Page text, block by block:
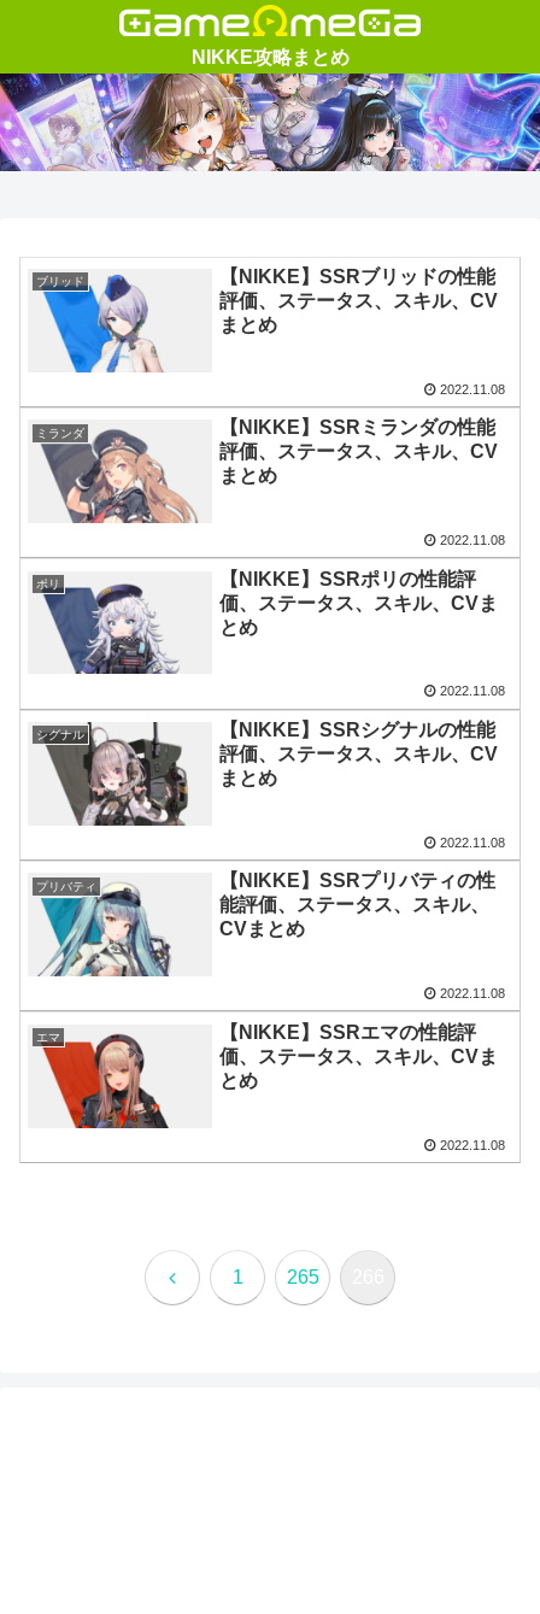
ブリッド
【NIKKE】SSRブリッドの性能
評価、ステータス、スキル、CV
まとめ
2022.11.08
ミランダ
【NIKKE】SSRミランダの性能
評価、ステータス、スキル、CV
まとめ
2022.11.08
ポリ
【NIKKE】SSRポリの性能評
価、ステータス、スキル、CVま
とめ
2022.11.08
シグナル
【NIKKE】SSRシグナルの性能
評価、ステータス、スキル、CV
まとめ
2022.11.08
プリバティ
【NIKKE】SSRプリバティの性
能評価、ステータス、スキル、
CVまとめ
2022.11.08
エマ
【NIKKE】SSRエマの性能評
価、ステータス、スキル、CVま
とめ
2022.11.08
前 1 265